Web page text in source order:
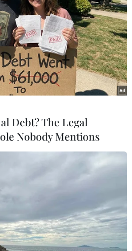
công bố kết quả điều
khoáng của Nestle
Debt? The Legal
Nobody Mentions